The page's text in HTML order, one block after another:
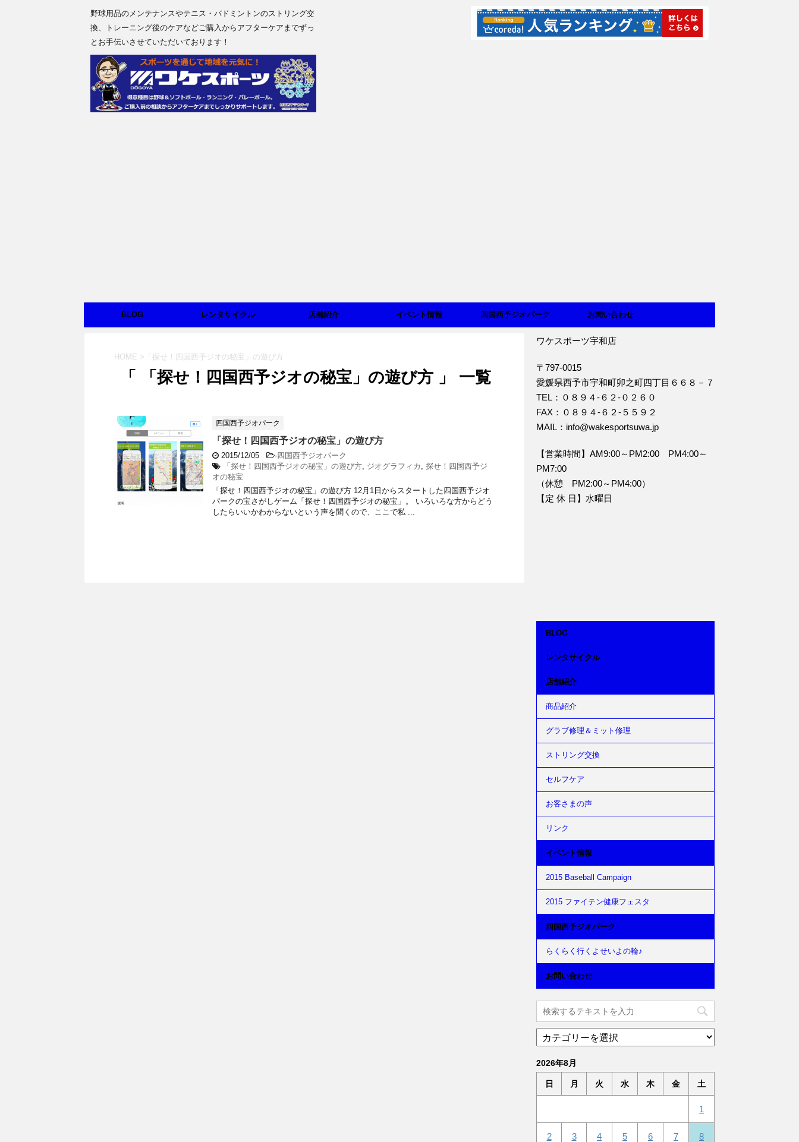
野球用品のメンテナンスやテニス・バドミントンのストリング交
換、トレーニング後のケアなどご購入からアフターケアまでずっ
とお手伝いさせていただいております！
BLOG レンタサイクル 店舗紹介 イベント情報 四国西予ジオパーク お問い合わせ
HOME > 「探せ！四国西予ジオの秘宝」の遊び方
「 「探せ！四国西予ジオの秘宝」の遊び方 」 一覧
四国西予ジオパーク
「探せ！四国西予ジオの秘宝」の遊び方
2015/12/05 -四国西予ジオパーク
「探せ！四国西予ジオの秘宝」の遊び方 ジオグラフィカ
探せ！四国西予ジ
オの秘宝
「探せ！四国西予ジオの秘宝」の遊び方 12月1日からスタートした四国西予ジオ
パークの宝さがしゲーム「探せ！四国西予ジオの秘宝」。 いろいろな方からどう
したらいいかわからないという声を聞くので、ここで私 ...
ワケスポーツ宇和店
〒797-0015
愛媛県西予市宇和町卯之町四丁目６６８－７
TEL：０８９４‐６２‐０２６０
FAX：０８９４‐６２‐５５９２
MAIL：info@wakesportsuwa.jp
【営業時間】AM9:00～PM2:00 PM4:00～
PM7:00
（休憩 PM2:00～PM4:00）
【定 休 日】水曜日
BLOG
レンタサイクル
店舗紹介
商品紹介
グラブ修理＆ミット修理
ストリング交換
セルフケア
お客さまの声
リンク
イベント情報
2015 Baseball Campaign
2015 ファイテン健康フェスタ
四国西予ジオパーク
らくらく行くよせいよの輪♪
お問い合わせ
2026年8月
日 月 火 水 木 金 土
1
2 3 4 5 6 7 8